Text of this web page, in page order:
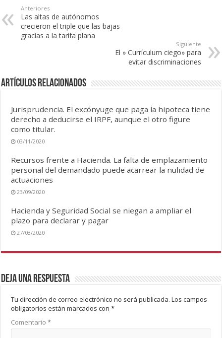
Anteriores
Las altas de autónomos
crecieron el triple que las bajas
gracias a la tarifa plana
Siguiente
El » Currículum ciego» para
evitar discriminaciones
Artículos Relacionados
Jurisprudencia. El excónyuge que paga la hipoteca tiene
derecho a deducirse el IRPF, aunque el otro figure
como titular.
03/11/2020
Recursos frente a Hacienda. La falta de emplazamiento
personal del demandado puede acarrear la nulidad de
actuaciones
23/09/2020
Hacienda y Seguridad Social se niegan a ampliar el
plazo para declarar y pagar
27/03/2020
Deja una respuesta
Tu dirección de correo electrónico no será publicada. Los campos
obligatorios están marcados con*
Comentario*